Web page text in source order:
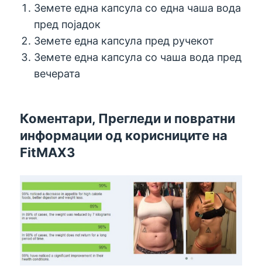
Земете една капсула со една чаша вода
пред појадок
Земете една капсула пред ручекот
Земете една капсула со чаша вода пред
вечерата
Коментари, Прегледи и повратни
информации од корисниците на
FitMAX3